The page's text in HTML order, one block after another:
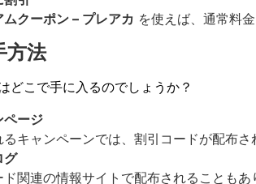
クーポン – プレアカ を使えば、通常料
方法
どこで手に入るのでしょうか？
ページ
キャンペーンでは、割引コードが配布さ
グ
関連の情報サイトで配布されることもあ